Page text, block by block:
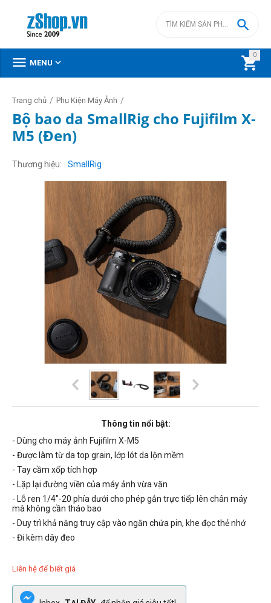
0


 MENU 
Trang chủ / Phụ Kiện Máy Ảnh /
Bộ bao da SmallRig cho Fujifilm X-
M5 (Đen)
Thương hiệu SmallRig
Thông tin nổi bật:
- Dùng cho máy ảnh Fujifilm X-M5
- Được làm từ da top grain, lớp lót da lộn mềm
- Tay cầm xốp tích hợp
- Lặp lại đường viền của máy ảnh vừa vặn
- Lỗ ren 1/4"-20 phía dưới cho phép gắn trực tiếp lên chân máy
mà không cần tháo bao
- Duy trì khả năng truy cập vào ngăn chứa pin, khe đọc thẻ nhớ
- Đi kèm dây đeo
Liên hệ để biết giá